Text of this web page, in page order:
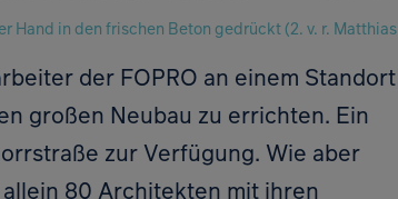
Hand in den frischen Beton gedrückt (2. v. r. Matthias
der FOPRO an einem Standort
großen Neubau zu errichten. Ein
zur Verfügung. Wie aber
80 Architekten mit ihren